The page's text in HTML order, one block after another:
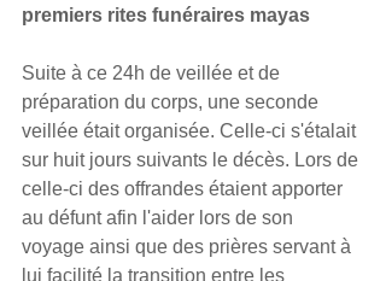
premiers rites funéraires mayas
Suite à ce 24h de veillée et de
préparation du corps, une seconde
veillée était organisée. Celle-ci s'étalait
sur huit jours suivants le décès. Lors de
celle-ci des offrandes étaient apporter
au défunt afin l'aider lors de son
voyage ainsi que des prières servant à
lui facilité la transition entre les